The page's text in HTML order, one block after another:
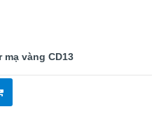
vàng CD13